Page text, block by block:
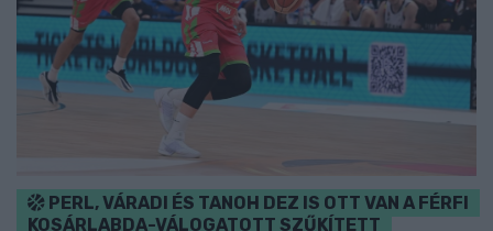
PERL, VÁRADI ÉS TANOH DEZ IS OTT VAN A FÉRFI
KOSÁRLABDA-VÁLOGATOTT SZŰKÍTETT